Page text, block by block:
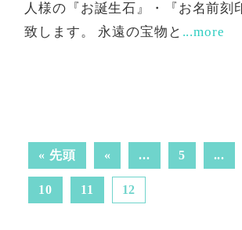
人様の『お誕生石』・『お名前刻
致します。 永遠の宝物と ...more
« 先頭 « ... 5 ...
10 11 12